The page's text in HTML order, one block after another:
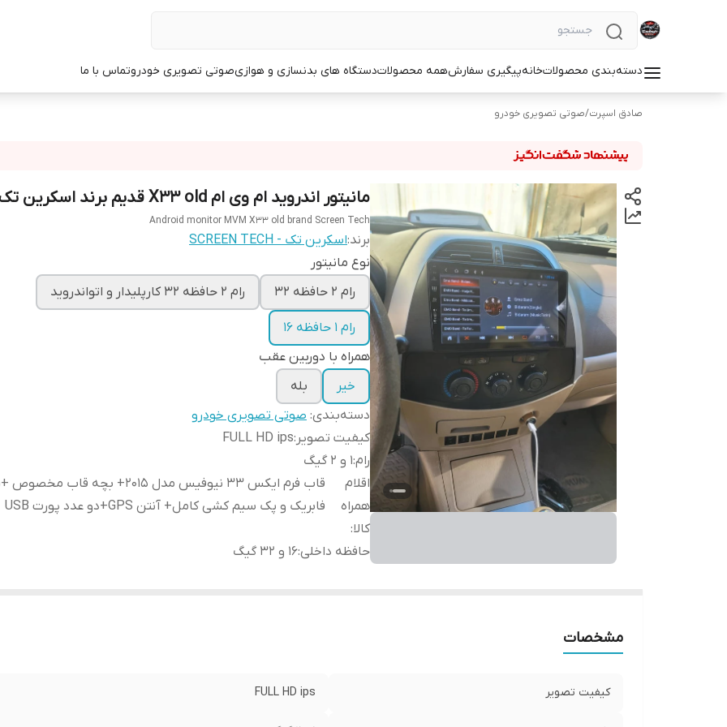
دسته‌بندی محصولاتخانهپیگیری سفارشهمه محصولاتدستگاه های بدنسازی و هوازیصوتی تصویری خودروتماس با ما
صادق اسپرت/صوتی تصویری خودرو
مانیتور اندروید ام وی ام X33 old قدیم برند اسکرین تک
Android monitor MVM X33 old brand Screen Tech
برند:اسکرین تک - SCREEN TECH
نوع مانیتور
رام 2 حافظه 32
رام 2 حافظه 32 کارپلیدار و اتواندروید
رام 1 حافظه 16
همراه با دوربین عقب
خیر
بله
دسته‌بندی: صوتی تصویری خودرو
کیفیت تصویر :
FULL HD ips
رام:1 و 2 گیگ
اقلام
همراه
کالا:
قاب فرم ایکس 33 نیوفیس مدل ۲۰۱۵+ بچه قاب
فابریک و پک سیم کشی کامل+ آنتن GPS+دو عدد پورت USB
حافظه داخلی:16 و 32 گیگ
مشخصات
کیفیت تصویر FULL HD ips